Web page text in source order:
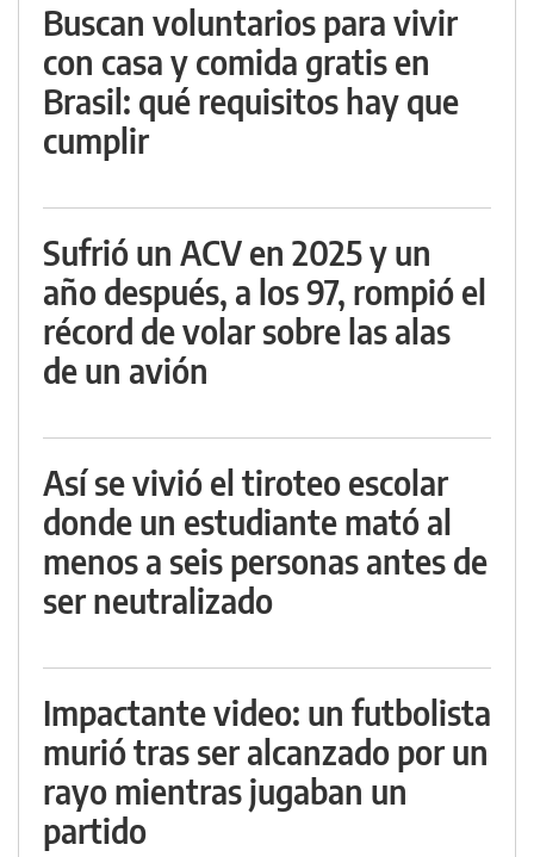
Buscan voluntarios para vivir
con casa y comida gratis en
Brasil: qué requisitos hay que
cumplir
Sufrió un ACV en 2025 y un
año después, a los 97, rompió el
récord de volar sobre las alas
de un avión
Así se vivió el tiroteo escolar
donde un estudiante mató al
menos a seis personas antes de
ser neutralizado
Impactante video: un futbolista
murió tras ser alcanzado por un
rayo mientras jugaban un
partido